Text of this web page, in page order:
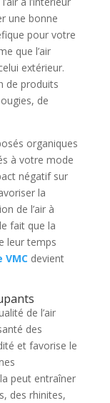
une bonne
pour votre
que l’air
extérieur.
de produits
de
organiques
à votre mode
négatif sur
la
de l’air à
fait que la
leur temps
VMCdevient
de l’air
des
et favorise le
peut entraîner
des rhinites,